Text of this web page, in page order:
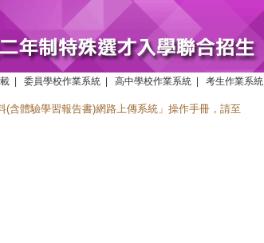
委員學校作業系統 高中學校作業系統 考生作業系統
含體驗學習報告書)網路上傳系統」操作手冊，請至